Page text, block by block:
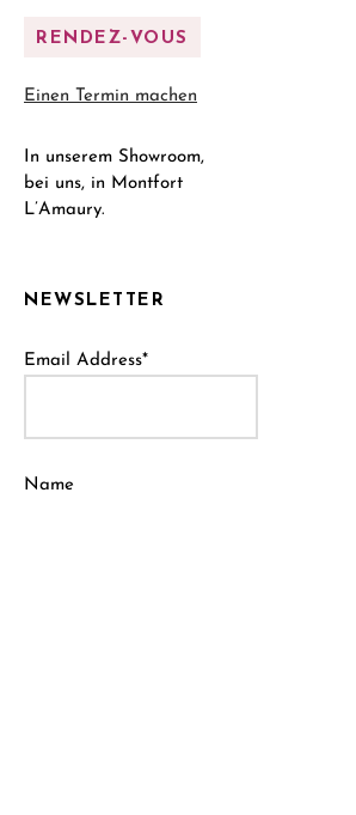
NEWSLETTER
Email Address*
Name
RENDEZ-VOUS
Einen Termin machen
In unserem Showroom,
bei uns, in Montfort
L’Amaury.